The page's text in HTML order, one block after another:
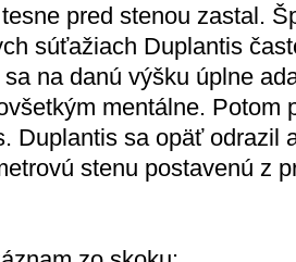
pred stenou zastal.
súťažiach Duplantis
na danú výšku úplne
mentálne. Potom
Duplantis sa opäť odrazil
stenu postavenú z